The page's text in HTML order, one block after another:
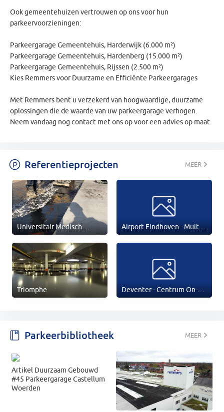
Ook gemeentehuizen vertrouwen op ons voor hun
parkeervoorzieningen:
Parkeergarage Gemeentehuis, Harderwijk (6.000 m²)
Parkeergarage Gemeentehuis, Hardenberg (15.000 m²)
Parkeergarage Gemeentehuis, Rijssen (2.500 m²)
Kies Remmers voor Duurzame en Efficiënte Parkeergarages
Met Remmers bent u verzekerd van hoogwaardige, duurzame
oplossingen die de waarde van uw parkeergarage verhogen.
Neem vandaag nog contact met ons op voor een advies op maat.
Referentieprojecten MEER
Universitair Medisch
Airport Eindhoven - Multi
Triomphe
Deventer - Centrum On-
Parkeerbibliotheek MEER
Artikel Duurzaam Gebouwd
#45 Parkeergarage Castellum
Woerden